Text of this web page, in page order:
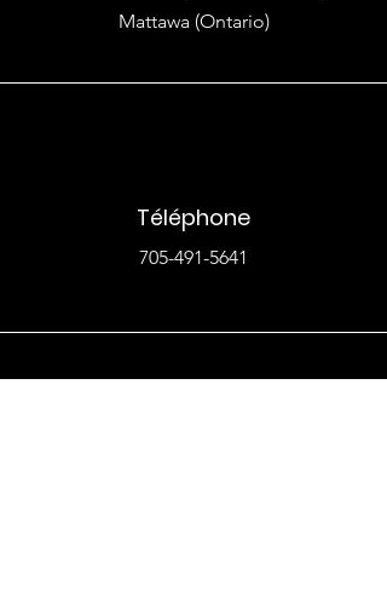
Mattawa (Ontario)
Téléphone
705-491-5641